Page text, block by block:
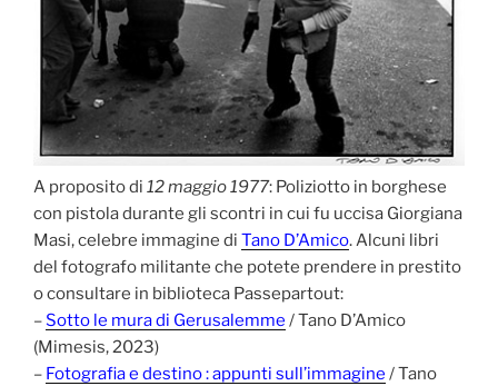
A proposito di 12 maggio 1977: Poliziotto in borghese
con pistola durante gli scontri in cui fu uccisa Giorgiana
Masi, celebre immagine di Tano D’Amico. Alcuni libri
del fotografo militante che potete prendere in prestito
o consultare in biblioteca Passepartout:
–Sotto le mura di Gerusalemme / Tano D’Amico
(Mimesis, 2023)
– Fotografia e destino : appunti sull’immagine / Tano